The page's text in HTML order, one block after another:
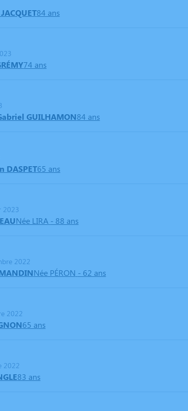
84 ans
74 ans
GUILHAMON84 ans
DASPET65 ans
2023
Née LIRA - 88 ans
2022
Née PÉRON - 62 ans
2022
65 ans
2022
83 ans